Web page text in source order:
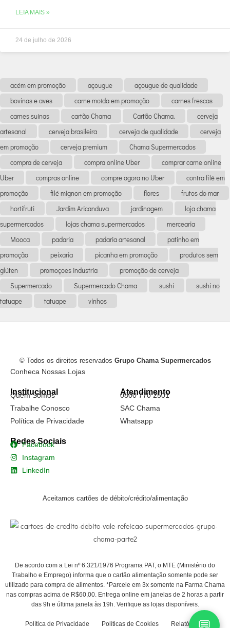
LEIA MAIS »
24 de julho de 2026
acém em promoção açougue
açougue de qualidade
bovinas e aves
carne moída em promoção
carnes frescas
carnes suínas
cartão Chama Cartão Chama.
cerveja
artesanal
cerveja brasileira cerveja de qualidade
cerveja
em promoção
cerveja premium
Chama Supermercados
compra de cerveja
compra online Uber
comprar carne online
Uber
compras online compre agora no Uber
contra filé em
promoção
filé mignon em promoção flores
frutos do mar
hortifruti
Jardim Aricanduva jardinagem
loja chama
supermercados
lojas chama supermercados
mercearia
Mooca
padaria padaria artesanal
patinho em
promoção
peixaria picanha em promoção
produtos sem
glúten
promoçoes industria
promoção de cerveja
Supermercado
Supermercado Chama sushi
sushi no
tatuape
tatuape vinhos
© Todos os direitos reservados Grupo Chama Supermercados
Conheca Nossas Lojas
Institucional
Quem Somos
Trabalhe Conosco
Política de Privacidade
Atendimento
0800 770 2501
SAC Chama
Whatsapp
Redes Sociais
Facebook
Instagram
LinkedIn
Aceitamos cartões de débito/crédito/alimentação
De acordo com a Lei nº 6.321/1976 Programa PAT, o MTE (Ministério do
Trabalho e Emprego) informa que o cartão alimentação somente pode ser
utilizado para compra de alimentos. *Parcele em 3x somente na Farma Chama
nas compras acima de R$60,00. Entrega online em janelas de 2 horas a partir
das 9h e última janela às 19h. Verifique as lojas disponíveis.
Política de Privacidade Políticas de Cookies Relatório de